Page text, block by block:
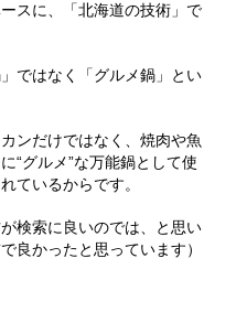
スに、「北海道の技術」で
ではなく「グルメ鍋」とい
ンだけではなく、焼肉や魚
“グルメ”な万能鍋として使
ているからです。
検索に良いのでは、と思い
良かったと思っています）